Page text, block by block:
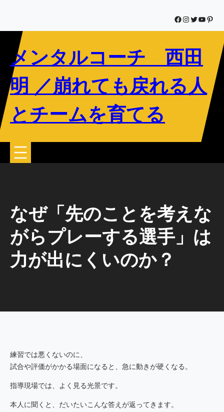
を
Facebook
Instagram
Twitter
YouTube
メンタルコーチ 西田
明 ／崩れても戻れる人
とチームを育てる
なぜ「先のことを考えな
がらプレーする選手」は
力が出にくいのか？
練習では悪くないのに、
試合や評価がかかる場面になると、急に動きが硬くなる。
指導現場では、よく見る光景です。
本人に聞くと、だいたいこんな答えが返ってきます。